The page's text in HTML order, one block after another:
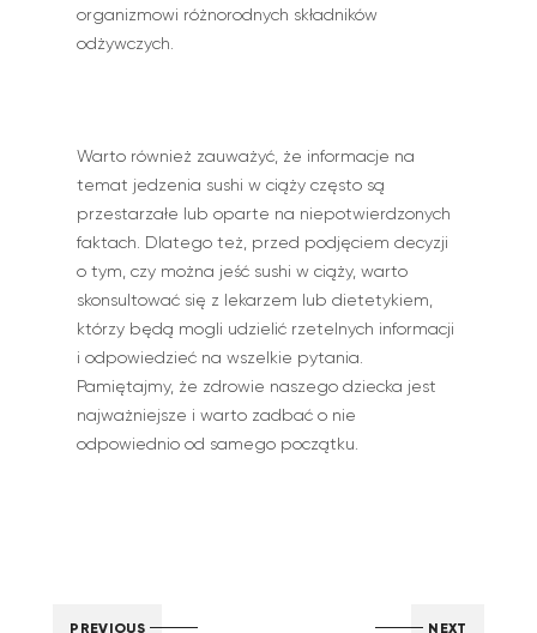
organizmowi różnorodnych składników
odżywczych.
Warto również zauważyć, że informacje na
temat jedzenia sushi w ciąży często są
przestarzałe lub oparte na niepotwierdzonych
faktach. Dlatego też, przed podjęciem decyzji
o tym, czy można jeść sushi w ciąży, warto
skonsultować się z lekarzem lub dietetykiem,
którzy będą mogli udzielić rzetelnych informacji
i odpowiedzieć na wszelkie pytania.
Pamiętajmy, że zdrowie naszego dziecka jest
najważniejsze i warto zadbać o nie
odpowiednio od samego początku.
PREVIOUS NEXT